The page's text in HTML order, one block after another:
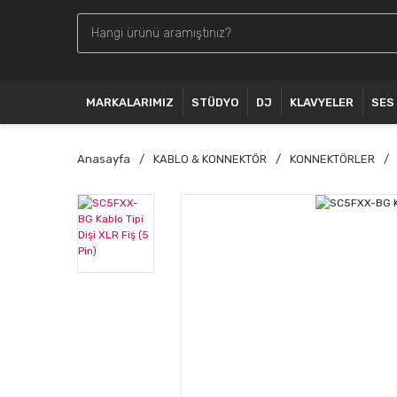
MARKALARIMIZ STÜDYO DJ KLAVYELER SES
Anasayfa KABLO & KONNEKTÖR KONNEKTÖRLER